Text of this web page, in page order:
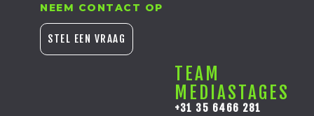
NEEM CONTACT OP
STEL EEN VRAAG
TEAM
MEDIASTAGES
+31 35 6466 281